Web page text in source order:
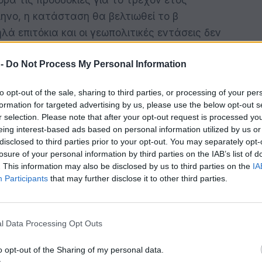
Do Not Process My Personal Information
opt-out of the sale, sharing to third parties, or processing of your
for targeted advertising by us, please use the below opt-out
selection. Please note that after your opt-out request is processed
interest-based ads based on personal information utilized by us
to third parties prior to your opt-out. You may separately
of your personal information by third parties on the IAB’s list of
This information may also be disclosed by us to third parties on the
Participants that may further disclose it to other third parties.
Data Processing Opt Outs
opt-out of the Sharing of my personal data.
η κατάσταση θα βελτιωθεί το β
επιτόκια και οι γεωπολιτικές εντάσεις δεν
of Grocery Retail 2024 in Europe»,
της McKinsey και της EuroCommerce και
μια ολοκληρωμένη εικόνα της αγοράς και
της έκθεσης, ερωτήθηκαν περισσότεροι
χώρες και περισσότερα από 30 στελέχη
15 χώρες σε όλη την Ευρώπη, ενώ
μεγάλων αλυσίδων, απαντώντας πως
απαισιόδοξοι. Η έκδοση συνδυάζει την
κλάδου με την παγκόσμια τεχνογνωσία
Το ζητούμενο είναι αυτή η έκθεση να
βοηθήσει τους ανθρώπους της αγοράς